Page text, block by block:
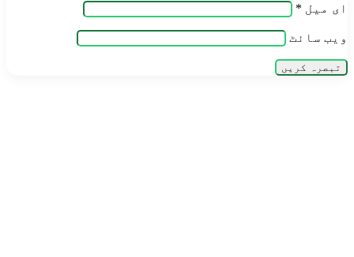
ای میل *
ویب‌ سائٹ